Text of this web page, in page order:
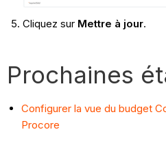
Cliquez sur Mettre à jour.
Prochaines
Configurer la vue du budget
Procore